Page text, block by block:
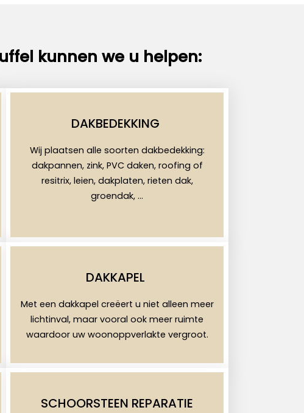
kunnen we u helpen:
DAKBEDEKKING
Wij plaatsen alle soorten dakbedekking:
dakpannen, zink, PVC daken, roofing of
resitrix, leien, dakplaten, rieten dak,
groendak, …
DAKKAPEL
Met een dakkapel creëert u niet alleen meer
lichtinval, maar vooral ook meer ruimte
waardoor uw woonoppverlakte vergroot.
SCHOORSTEEN REPARATIE